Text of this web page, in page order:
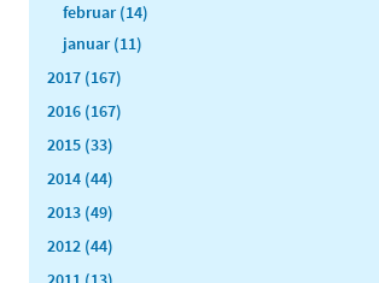
februar (14)
januar (11)
2017 (167)
2016 (167)
2015 (33)
2014 (44)
2013 (49)
2012 (44)